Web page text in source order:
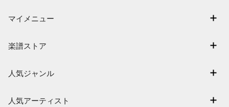
マイメニュー
退会はこちら
楽譜ストア
難易度別に探す
人気ジャンル
人気アーティスト